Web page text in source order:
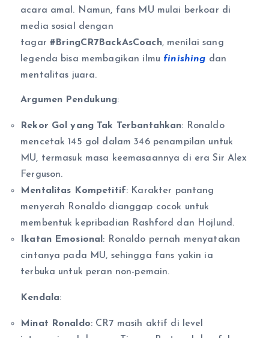
acara amal. Namun, fans MU mulai berkoar di
media sosial dengan
tagar #BringCR7BackAsCoach, menilai sang
legenda bisa membagikan ilmufinishing dan
mentalitas juara.
Argumen Pendukung:
Rekor Gol yang Tak Terbantahkan: Ronaldo
mencetak 145 gol dalam 346 penampilan untuk
MU, termasuk masa keemasaannya di era Sir Alex
Ferguson.
Mentalitas Kompetitif: Karakter pantang
menyerah Ronaldo dianggap cocok untuk
membentuk kepribadian Rashford dan Hojlund.
Ikatan Emosional: Ronaldo pernah menyatakan
cintanya pada MU, sehingga fans yakin ia
terbuka untuk peran non-pemain.
Kendala:
Minat Ronaldo: CR7 masih aktif di level